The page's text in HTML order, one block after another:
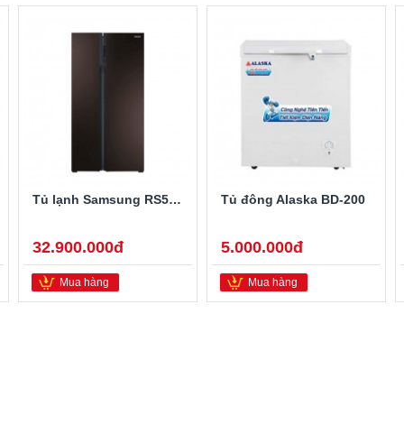
Tủ lạnh Samsung RS552NRUA9M/SV 548 lít
32.900.000đ
Mua hàng
Tủ đông Alaska BD-200
5.000.000đ
Mua hàng